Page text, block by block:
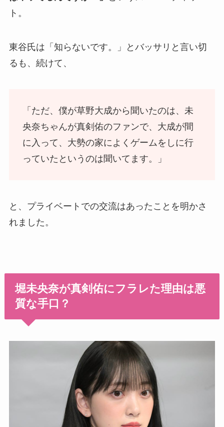
ト。
東谷氏は「知らないです。」とバッサリと言い切
るも、続けて、
「ただ、僕が草野大成から聞いたのは、未
央奈ちゃんが真剣佑のファンで、大成が間
に入って、大勢の家によくゲームをしに行
っていたというのは聞いてます。」
と、プライベートでの交流はあったことを明かさ
れました。
堀未央奈が真剣佑にフラレた理由は悪
質な手口？